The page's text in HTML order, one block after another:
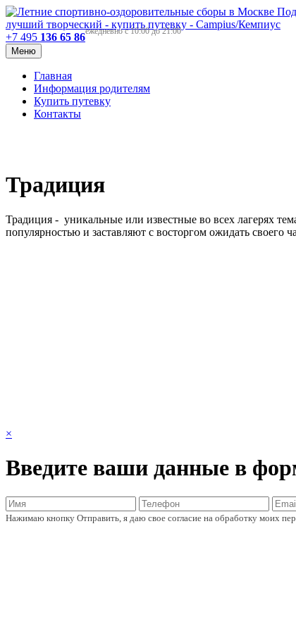
+7 495 136 65 86ежедневно с 10:00 до 21:00
Меню
Главная
Информация родителям
Купить путевку
Контакты
Традиция
Традиция - уникальные или известные во всех лагерях
популярностью и заставляют с восторгом ожидать своего
×
Введите ваши данные в
Нажимаю кнопку Отправить, я даю свое согласие на обработку моих